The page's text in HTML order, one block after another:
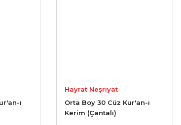
ı
Hayrat Neşriyat
Orta Boy 30 Cüz Kur'an-ı
Kerim (Çantalı)